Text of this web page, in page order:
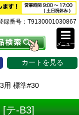
録番号：T9130001030867
カートを見る
メニュー
用 標準#30
[テ-B3]